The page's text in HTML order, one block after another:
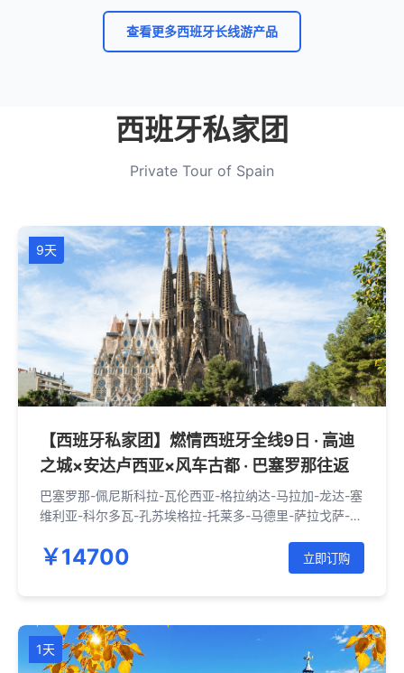
查看更多西班牙长线游产品
西班牙私家团
Private Tour of Spain
9天
【西班牙私家团】燃情西班牙全线9日 · 高迪
之城×安达卢西亚×风车古都 · 巴塞罗那往返
巴塞罗那-佩尼斯科拉-瓦伦西亚-格拉纳达-马拉加-龙达-塞
维利亚-科尔多瓦-孔苏埃格拉-托莱多-马德里-萨拉戈萨-巴
￥14700 立即订购
1天